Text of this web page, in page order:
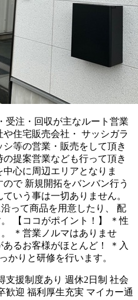
受注・回収が主なルート営業
や住宅販売会社・ サッシガラ
等の営業・販売をして頂き
提案営業なども行って頂き
心に周辺エリアとなりま
で 新規開拓をバンバン行う
いう事は一切ありません。
って商品を用意したり、 配
【ココがポイント！】 ＊性
＊営業ノルマはありませ
るお客様がほとんど！ ＊入
かりと研修を行います。
支援制度あり 週休2日制 社会
歓迎 福利厚生充実 マイカー通